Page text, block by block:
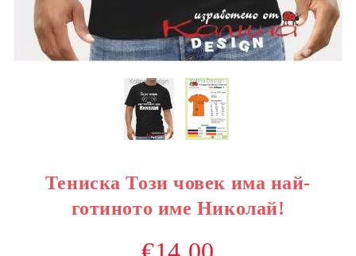
Тениска Този човек има най-
готиното име Николай!